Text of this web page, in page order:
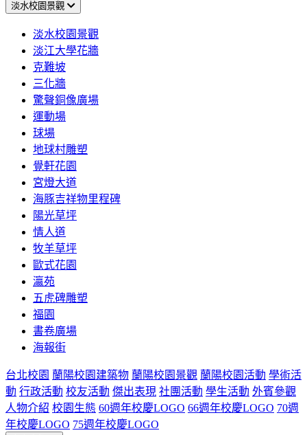
淡水校園景觀
淡水校園景觀
淡江大學花牆
克難坡
三化牆
驚聲銅像廣場
運動場
球場
地球村雕塑
覺軒花園
宮燈大道
海豚吉祥物里程碑
陽光草坪
情人道
牧羊草坪
歐式花園
瀛苑
五虎碑雕塑
福園
書卷廣場
海報街
台北校園 蘭陽校園建築物 蘭陽校園景觀 蘭陽校園活動 學術活
動 行政活動 校友活動 傑出表現 社團活動 學生活動 外賓參觀
人物介紹 校園生態 60週年校慶LOGO 66週年校慶LOGO 70週
年校慶LOGO 75週年校慶LOGO